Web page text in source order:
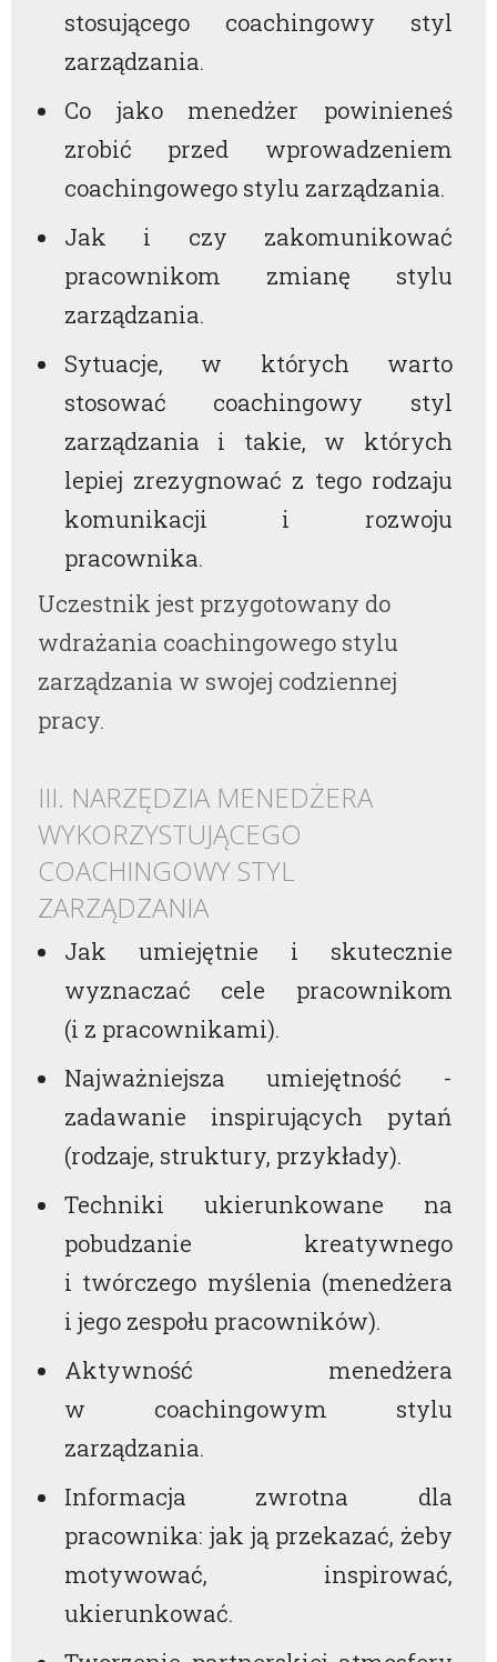
stosującego coachingowy styl
zarządzania.
Co jako menedżer powinieneś
zrobić przed wprowadzeniem
coachingowego stylu zarządzania.
Jak i czy zakomunikować
pracownikom zmianę stylu
zarządzania.
Sytuacje, w których warto
stosować coachingowy styl
zarządzania i takie, w których
lepiej zrezygnować z tego rodzaju
komunikacji i rozwoju
pracownika.
Uczestnik jest przygotowany do
wdrażania coachingowego stylu
zarządzania w swojej codziennej
pracy.
III. NARZĘDZIA MENEDŻERA
WYKORZYSTUJĄCEGO
COACHINGOWY STYL
ZARZĄDZANIA
Jak umiejętnie i skutecznie
wyznaczać cele pracownikom
(i z pracownikami).
Najważniejsza umiejętność -
zadawanie inspirujących pytań
(rodzaje, struktury, przykłady).
Techniki ukierunkowane na
pobudzanie kreatywnego
i twórczego myślenia (menedżera
i jego zespołu pracowników).
Aktywność menedżera
w coachingowym stylu
zarządzania.
Informacja zwrotna dla
pracownika: jak ją przekazać, żeby
motywować, inspirować,
ukierunkować.